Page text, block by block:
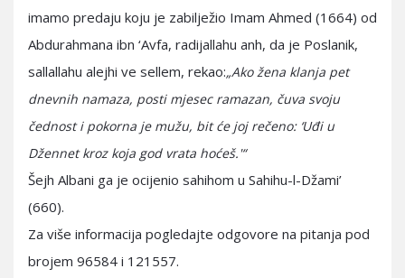
imamo predaju koju je zabilježio Imam Ahmed (1664) od
Abdurahmana ibn ‘Avfa, radijallahu anh, da je Poslanik,
sallallahu alejhi ve sellem, rekao:„Ako žena klanja pet
dnevnih namaza, posti mjesec ramazan, čuva svoju
čednost i pokorna je mužu, bit će joj rečeno: ‘Uđi u
Džennet kroz koja god vrata hoćeš.'“
Šejh Albani ga je ocijenio sahihom u Sahihu-l-Džami’
(660).
Za više informacija pogledajte odgovore na pitanja pod
brojem 96584 i 121557.